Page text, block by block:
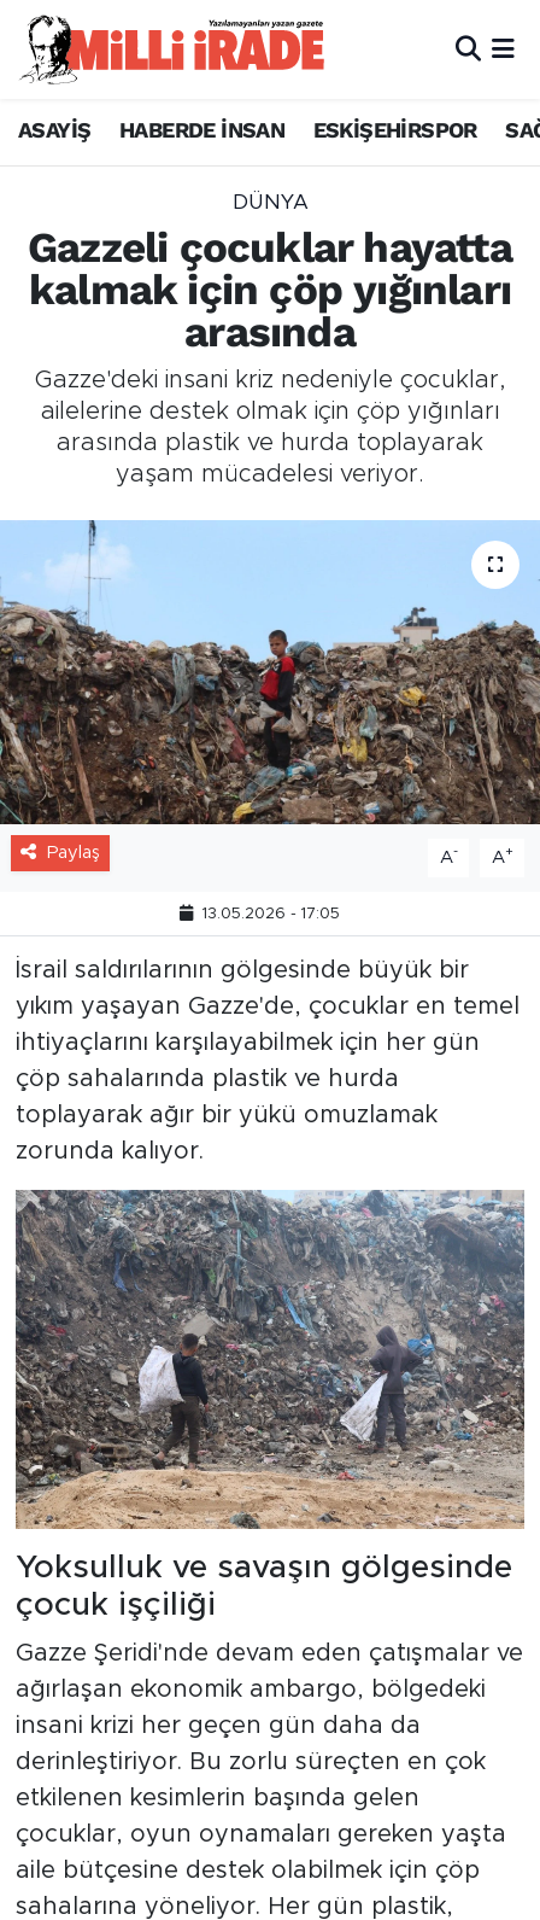
ASAYİŞ HABERDE İNSAN ESKİŞEHİRSPOR
DÜNYA
Gazzeli çocuklar hayatta
kalmak için çöp yığınları
arasında
Gazze'deki insani kriz nedeniyle çocuklar,
ailelerine destek olmak için çöp yığınları
arasında plastik ve hurda toplayarak
yaşam mücadelesi veriyor.
Paylaş A- A+
13.05.2026 - 17:05
İsrail saldırılarının gölgesinde büyük bir
yıkım yaşayan Gazze'de, çocuklar en temel
ihtiyaçlarını karşılayabilmek için her gün
çöp sahalarında plastik ve hurda
toplayarak ağır bir yükü omuzlamak
zorunda kalıyor.
Yoksulluk ve savaşın gölgesinde
çocuk işçiliği
Gazze Şeridi'nde devam eden çatışmalar ve
ağırlaşan ekonomik ambargo, bölgedeki
insani krizi her geçen gün daha da
derinleştiriyor. Bu zorlu süreçten en çok
etkilenen kesimlerin başında gelen
çocuklar, oyun oynamaları gereken yaşta
aile bütçesine destek olabilmek için çöp
sahalarına yöneliyor. Her gün plastik,